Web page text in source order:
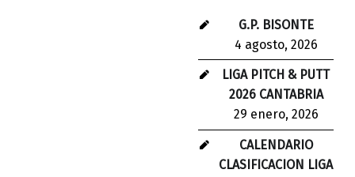
G.P. BISONTE
4 agosto, 2026
LIGA PITCH & PUTT
2026 CANTABRIA
29 enero, 2026
CALENDARIO
CLASIFICACION LIGA